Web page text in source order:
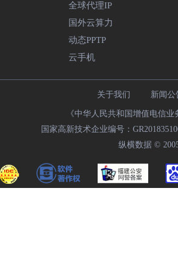
全球代理IP
国外云算力
动态PPTP
云手机
关于我们 新闻公
《中华人民共和国增值电信
国家高新技术企业编号：
纵横数据 ©